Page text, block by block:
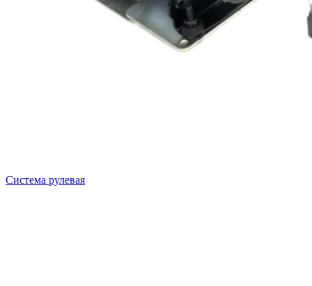
Система рулевая